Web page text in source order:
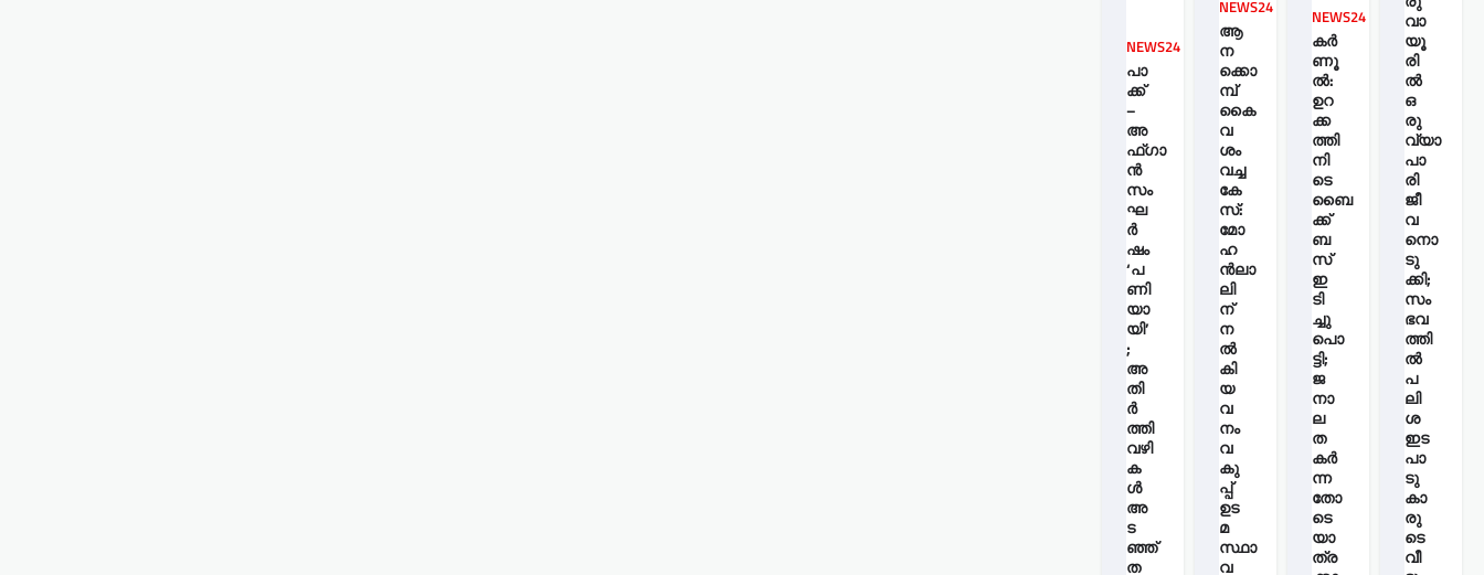
NEWS24
പാ
ക്ക്
–
അ
ഫ്ഗാ
ൻ
സം
ഘ
ർ
ഷം
‘പ
ണി
യാ
യി’
;
അ
തി
ർ
ത്തി
വഴി
ക
ൾ
അ
ട
ഞ്ഞ്
ത
NEWS24
ആ
ന
ക്കൊ
മ്പ്
കൈ
വ
ശം
വച്ച
കേ
സ്:
മോ
ഹ
ന്‍ലാ
ലി
ന്
ന
ൽ
കി
യ
വ
നം
വ
കു
പ്പ്
ഉട
മ
സ്ഥാ
വ
NEWS24
കർ
ണൂ
ൽ:
ഉറ
ക്ക
ത്തി
നി
ടെ
ബൈ
ക്ക്
ബ
സ്
ഇ
ടി
ച്ചു
പൊ
ട്ടി;
ജ
നാ
ല
ത
കർ
ന്ന
തോ
ടെ
യാ
ത്ര
വാ
യൂ
രി
ല്‍
ഒ
രു
വ്യാ
പാ
രി
ജീ
വ
നൊ
ടു
ക്കി;
സം
ഭവ
ത്തി
ല്‍
പ
ലി
ശ
ഇട
പാ
ടു
കാ
രു
ടെ
വീ